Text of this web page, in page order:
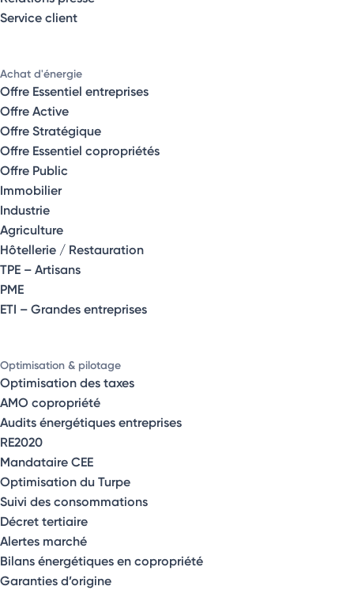
Service client
Achat d'énergie
Offre Essentiel entreprises
Offre Active
Offre Stratégique
Offre Essentiel copropriétés
Offre Public
Immobilier
Industrie
Agriculture
Hôtellerie / Restauration
TPE – Artisans
PME
ETI – Grandes entreprises
Optimisation & pilotage
Optimisation des taxes
AMO copropriété
Audits énergétiques entreprises
RE2020
Mandataire CEE
Optimisation du Turpe
Suivi des consommations
Décret tertiaire
Alertes marché
Bilans énergétiques en copropriété
Garanties d’origine